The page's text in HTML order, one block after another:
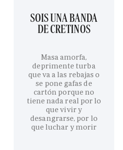
SOIS UNA BANDA
DE CRETINOS
Masa amorfa,
deprimente turba
que va a las rebajas o
se pone gafas de
cartón porque no
tiene nada real por lo
que vivir y
desangrarse, por lo
que luchar y morir